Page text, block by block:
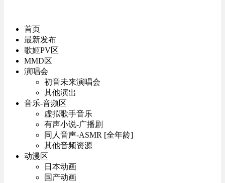
首页
最新发布
歌姬PV区
MMD区
演唱会
初音未来演唱会
其他演出
音乐-音频区
虚拟歌手音乐
有声小说-广播剧
同人音声-ASMR [全年龄]
其他音频资源
动漫区
日本动画
国产动画